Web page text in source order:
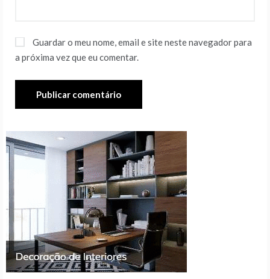
Guardar o meu nome, email e site neste navegador para
a próxima vez que eu comentar.